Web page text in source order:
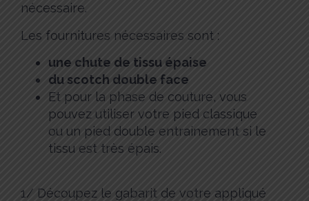
nécessaire.
Les fournitures nécessaires sont :
une chute de tissu épaise
du scotch double face
Et pour la phase de couture, vous
pouvez utiliser votre pied classique
ou un pied double entrainement si le
tissu est très épais.
1/ Découpez le gabarit de votre appliqué